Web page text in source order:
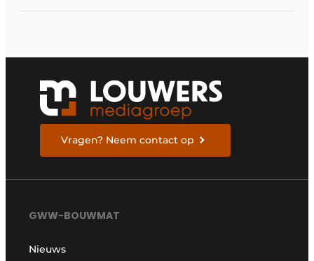
Vragen? Neem contact op
GWW-BOUWMAT
Nieuws